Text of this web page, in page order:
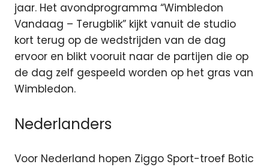
jaar. Het avondprogramma “Wimbledon
Vandaag – Terugblik” kijkt vanuit de studio
kort terug op de wedstrijden van de dag
ervoor en blikt vooruit naar de partijen die op
de dag zelf gespeeld worden op het gras van
Wimbledon.
Nederlanders
Voor Nederland hopen Ziggo Sport-troef Botic